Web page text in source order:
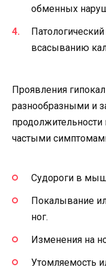
обменных
всасыванию
Проявления
разнообразными и
продолжительности
частыми
Судороги в
Покалывание
ног.
Изменения на
Утомляемость